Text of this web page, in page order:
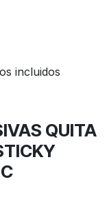
incluidos
QUITA